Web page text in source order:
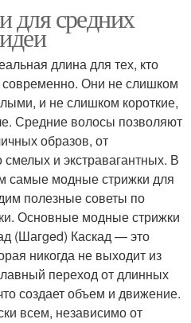
для средних
длина для тех, кто
современно. Они не слишком
и не слишком короткие,
Средние волосы позволяют
образов, от
смелых и экстравагантных. В
самые модные стрижки для
полезные советы по
Основные модные стрижки
(Шагged) Каскад — это
никогда не выходит из
переход от длинных
создает объем и движение.
всем, независимо от